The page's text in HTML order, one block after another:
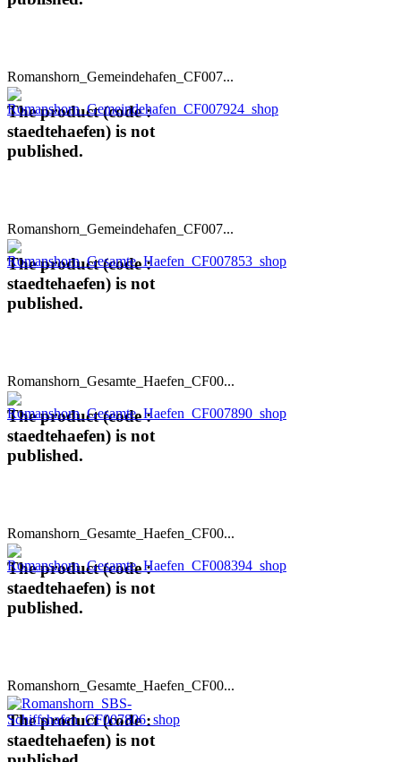
Romanshorn_Gemeindehafen_CF007...
The product (code :
staedtehaefen) is not
published.
Romanshorn_Gemeindehafen_CF007...
The product (code :
staedtehaefen) is not
published.
Romanshorn_Gesamte_Haefen_CF00...
The product (code :
staedtehaefen) is not
published.
Romanshorn_Gesamte_Haefen_CF00...
The product (code :
staedtehaefen) is not
published.
Romanshorn_Gesamte_Haefen_CF00...
The product (code :
staedtehaefen) is not